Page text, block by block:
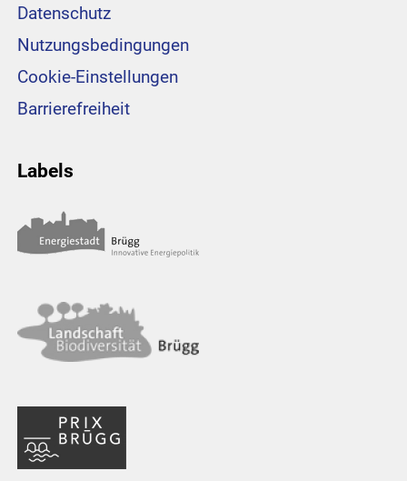
Datenschutz
Nutzungsbedingungen
Cookie-Einstellungen
Barrierefreiheit
Labels